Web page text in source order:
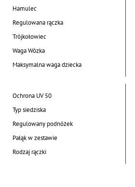
Hamulec
Regulowana rączka
Trójkołowiec
Waga Wózka
Maksymalna waga dziecka
Ochrona UV 50
Typ siedziska
Regulowany podnóżek
Pałąk w zestawie
Rodzaj rączki